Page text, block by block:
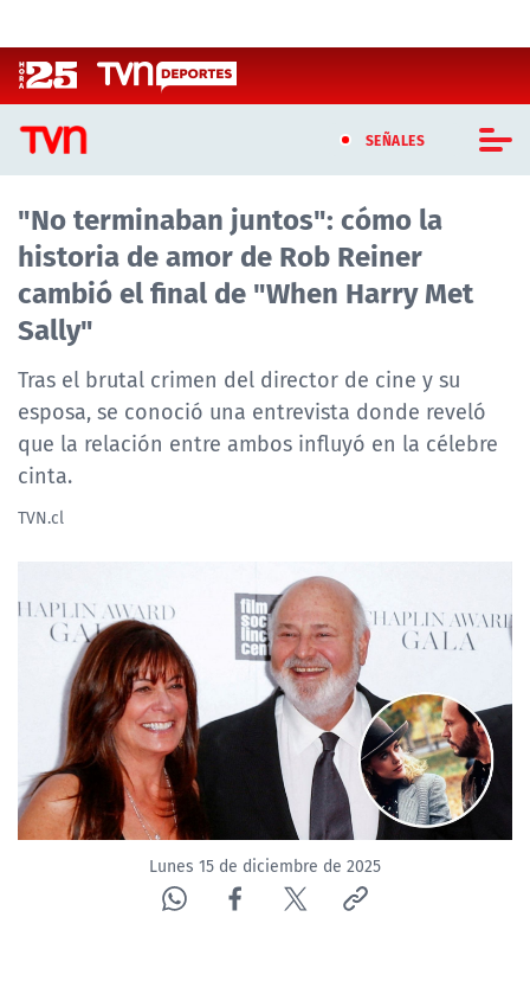
SEÑALES
CASTING MASTERCHEF CHILE
CASTING TVN VERTICAL
TVN VERTICAL
TVN PLAY
PROGRAMAS
ACTUALIDAD Y TENDENCIAS
CORPORATIVO Y TRANSPARENCIA
CANAL DE DENUNCIAS
ÁREA DE PROYECTOS
"No terminaban juntos": cómo la
historia de amor de Rob Reiner
cambió el final de "When Harry Met
Sally"
Tras el brutal crimen del director de cine y su
esposa, se conoció una entrevista donde reveló
que la relación entre ambos influyó en la célebre
cinta.
TVN.cl
Lunes 15 de diciembre de 2025